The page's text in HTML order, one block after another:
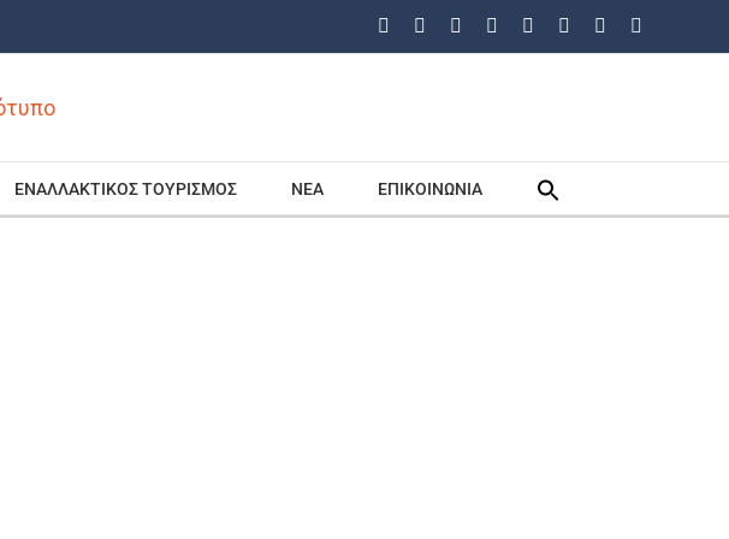
FacebookInstagramLinkedIn Tiktok GoogleEmail
ΕΝΑΛΛΑΚΤΙΚΟΣ ΤΟΥΡΙΣΜΟΣ ΝΕΑ ΕΠΙΚΟΙΝΩΝΙΑ